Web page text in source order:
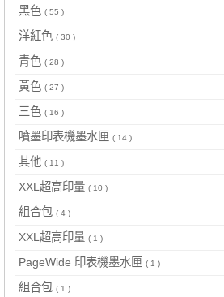
黑色 ( 55 )
洋紅色 ( 30 )
青色 ( 28 )
黃色 ( 27 )
三色 ( 16 )
噴墨印表機墨水匣 ( 14 )
其他 ( 11 )
XXL超高印量 ( 10 )
組合包 ( 4 )
XXL超高印量 ( 1 )
PageWide 印表機墨水匣 ( 1 )
組合包 ( 1 )